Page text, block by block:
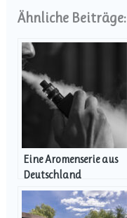
Ähnliche Beiträge:
Eine Aromenserie aus
Deutschland